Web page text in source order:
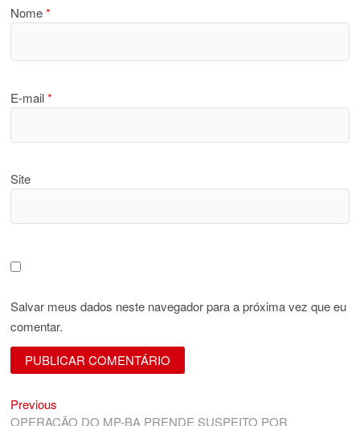
Nome*
E-mail*
Site
Salvar meus dados neste navegador para a próxima vez que eu
comentar.
Navegação
Previous
post:
OPERAÇÃO DO MP-BA PRENDE SUSPEITO POR